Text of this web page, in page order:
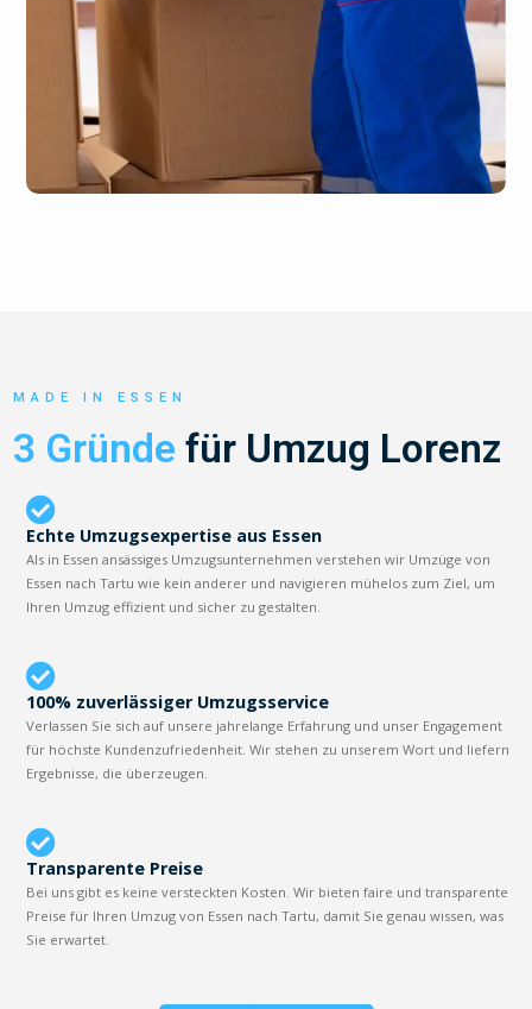
MADE IN ESSEN
3 Gründe für Umzug Lorenz
Echte Umzugsexpertise aus Essen
Als in Essen ansässiges Umzugsunternehmen verstehen wir Umzüge von
Essen nach Tartu wie kein anderer und navigieren mühelos zum Ziel, um
Ihren Umzug effizient und sicher zu gestalten.
100% zuverlässiger Umzugsservice
Verlassen Sie sich auf unsere jahrelange Erfahrung und unser Engagement
für höchste Kundenzufriedenheit. Wir stehen zu unserem Wort und liefern
Ergebnisse, die überzeugen.
Transparente Preise
Bei uns gibt es keine versteckten Kosten. Wir bieten faire und transparente
Preise für Ihren Umzug von Essen nach Tartu, damit Sie genau wissen, was
Sie erwartet.